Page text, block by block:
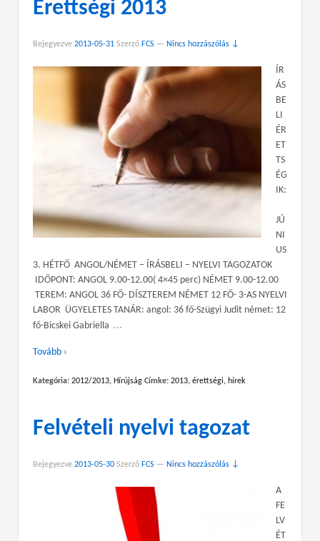
Érettségi 2013
Bejegyezve 2013-05-31 Szerző FCS — Nincs hozzászólás ↓
ÍR
ÁS
BE
LI
ÉR
ET
TS
ÉG
IK:
JÚ
NI
US
3. HÉTFŐ ANGOL/NÉMET – ÍRÁSBELI – NYELVI TAGOZATOK
IDŐPONT: ANGOL 9.00-12.00( 4×45 perc) NÉMET 9.00-12.00
TEREM: ANGOL 36 FŐ- DÍSZTEREM NÉMET 12 FŐ- 3-AS NYELVI
LABOR ÜGYELETES TANÁR: angol: 36 fő-Szügyi Judit német: 12
fő-Bicskei Gabriella …
Tovább ›
Kategória: 2012/2013, Hírújság Címke: 2013, érettségi, hírek
Felvételi nyelvi tagozat
Bejegyezve 2013-05-30 Szerző FCS — Nincs hozzászólás ↓
A
FE
LV
ÉT